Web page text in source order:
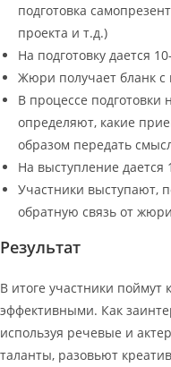
подготовка
проекта и т.д.)
На подготовку дается
Жюри получает бланк с
В процессе подготовки
определяют, какие
образом передать
На выступление дается
Участники выступают,
обратную связь от
Результат
В итоге участники поймут
эффективными. Как
используя речевые и
таланты, разовьют